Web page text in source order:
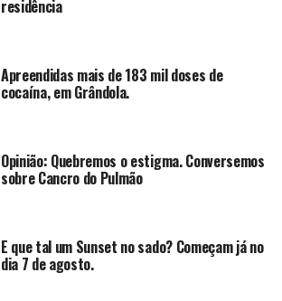
residência
Apreendidas mais de 183 mil doses de
cocaína, em Grândola.
Opinião: Quebremos o estigma. Conversemos
sobre Cancro do Pulmão
E que tal um Sunset no sado? Começam já no
dia 7 de agosto.